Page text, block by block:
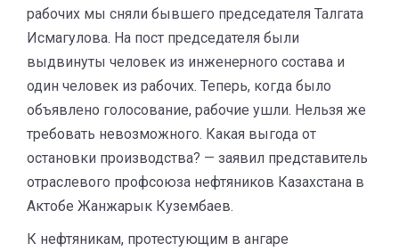
рабочих мы сняли бывшего председателя Талгата
Исмагулова. На пост председателя были
выдвинуты человек из инженерного состава и
один человек из рабочих. Теперь, когда было
объявлено голосование, рабочие ушли. Нельзя же
требовать невозможного. Какая выгода от
остановки производства? — заявил представитель
отраслевого профсоюза нефтяников Казахстана в
Актобе Жанжарык Кузембаев.
К нефтяникам, протестующим в ангаре